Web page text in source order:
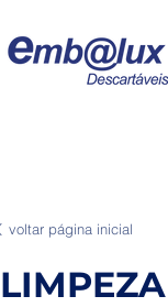
LIMPEZA
voltar página inicial